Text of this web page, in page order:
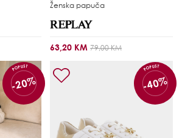
Ženska papuča
63,20 KM 79,00 KM
POPUST
-20%
POPUST
-40%